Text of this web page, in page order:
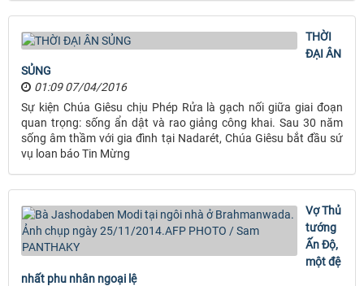
THỜI
ĐẠI ÂN
SỦNG
01:09 07/04/2016
Sự kiện Chúa Giêsu chịu Phép Rửa là gạch nối giữa giai đoạn
quan trọng: sống ẩn dật và rao giảng công khai. Sau 30 năm
sống âm thầm với gia đình tại Nadarét, Chúa Giêsu bắt đầu sứ
vụ loan báo Tin Mừng
Vợ Thủ
tướng
Ấn Độ,
một đệ
nhất phu nhân ngoại lệ